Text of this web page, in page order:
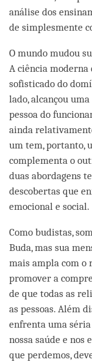
análise dos
de simplesmente
O mundo mudou
A ciência
sofisticado do
lado, alcançou
pessoa do
ainda
um tem, portanto,
complementa o
duas abordagens
descobertas que
emocional e social.
Como budistas,
Buda, mas sua
mais ampla com o
promover a
de que todas as
as pessoas. Além
enfrenta uma séria
nossa saúde e
que perdemos,